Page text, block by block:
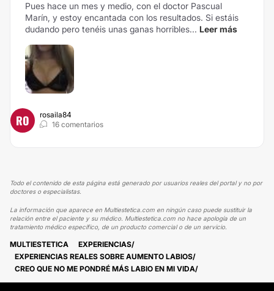
Pues hace un mes y medio, con el doctor Pascual
Marín, y estoy encantada con los resultados. Si estáis
dudando pero tenéis unas ganas horribles... Leer más
RO
rosaila84
16 comentarios
Todo el contenido de esta página está generado por usuarios reales del portal y no por
doctores o especialistas.
La información que aparece en Multiestetica.com en ningún caso puede sustituir la
relación entre el paciente y su médico. Multiestetica.com no hace apología de un
tratamiento médico específico, de un producto comercial o de un servicio.
MULTIESTETICA
EXPERIENCIAS
EXPERIENCIAS REALES SOBRE AUMENTO LABIOS
CREO QUE NO ME PONDRÉ MÁS LABIO EN MI VIDA